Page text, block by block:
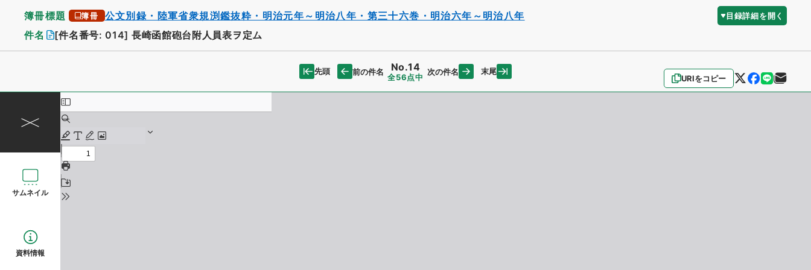
簿冊標題 簿冊 公文別録・陸軍省衆規渕鑑抜粋・明治元年～明治八年・第三十六巻・明治六年～明治八年 目録詳細を開く
件名 [件名番号: 014] 長崎函館砲台附人員表ヲ定ム
URIをコピー
先頭 前の件名 No.14
全56点中
次の件名 末尾
サムネイル
資料情報